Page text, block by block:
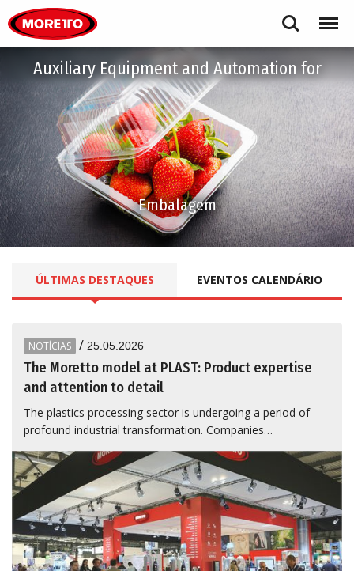
Search Menu
Auxiliary Equipment and Automation for
Embalagem
ÚLTIMAS DESTAQUES EVENTOS CALENDÁRIO
NOTÍCIAS / 25.05.2026
The Moretto model at PLAST: Product expertise
and attention to detail
The plastics processing sector is undergoing a period of
profound industrial transformation. Companies…